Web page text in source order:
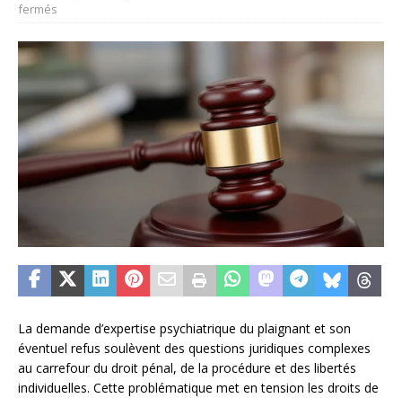
fermés
La demande d’expertise psychiatrique du plaignant et son
éventuel refus soulèvent des questions juridiques complexes
au carrefour du droit pénal, de la procédure et des libertés
individuelles. Cette problématique met en tension les droits de